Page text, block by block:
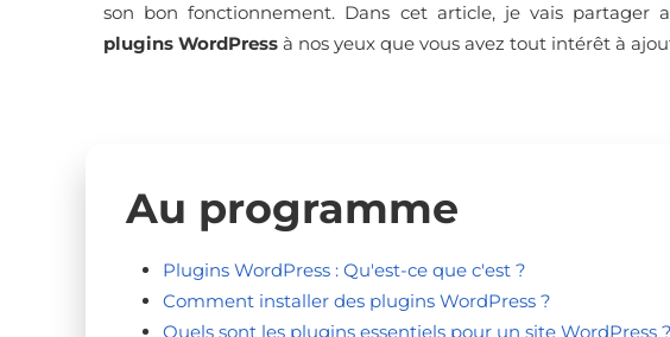
son bon fonctionnement. Dans cet article, je vais partager
plugins WordPress à nos yeux que vous avez tout intérêt à
Au programme
Plugins WordPress : Qu'est-ce que c'est ?
Comment installer des plugins WordPress ?
Quels sont les plugins essentiels pour un site WordPress ?